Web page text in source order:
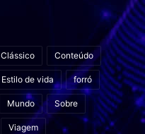
Clássico Conteúdo
Estilo de vida forró
Mundo Sobre
Viagem